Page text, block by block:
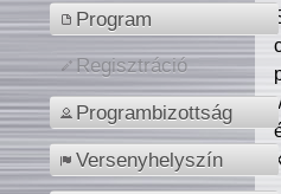
Program
Regisztráció
Programbizottság
Versenyhelyszín